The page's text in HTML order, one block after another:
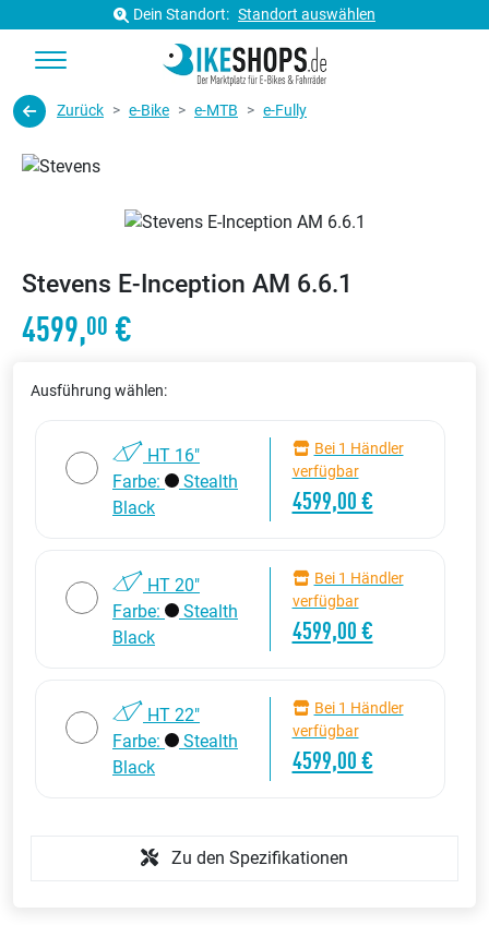
Dein Standort: Standort auswählen
Zurück e-Bike e-MTB e-Fully
Stevens E-Inception AM 6.6.1
4599,00 €
Ausführung wählen:
HT 16"
Farbe:
Stealth
Black
Bei 1 Händler
verfügbar
4599,00 €
HT 20"
Farbe:
Stealth
Black
Bei 1 Händler
verfügbar
4599,00 €
HT 22"
Farbe:
Stealth
Black
Bei 1 Händler
verfügbar
4599,00 €
Zu den Spezifikationen